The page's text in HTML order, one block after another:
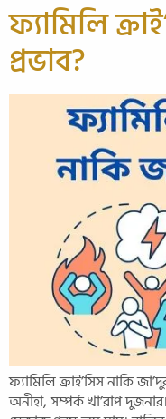
ফ্যামিলি
প্রভাব?
ফ্যামিলি ক্রাই’সিস নাকি
অনীহা, সম্পর্ক খা’রাপ